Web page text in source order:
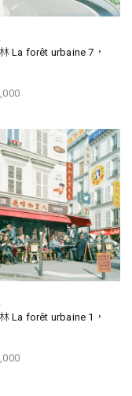
La forêt urbaine 7，
La forêt urbaine 1，